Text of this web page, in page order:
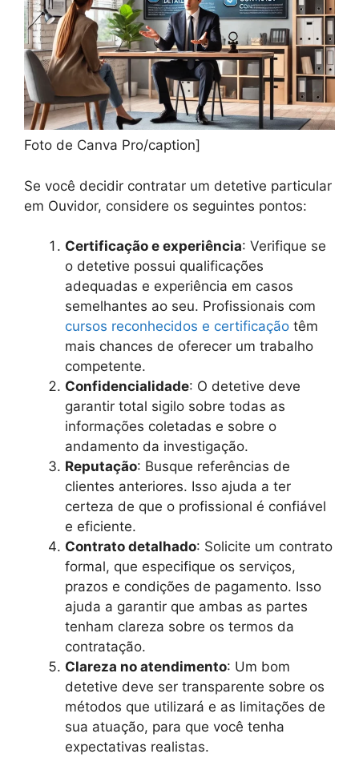
Foto de Canva Pro/caption]
Se você decidir contratar um detetive particular
em Ouvidor, considere os seguintes pontos:
Certificação e experiência: Verifique se
o detetive possui qualificações
adequadas e experiência em casos
semelhantes ao seu. Profissionais com
cursos reconhecidos e certificação têm
mais chances de oferecer um trabalho
competente.
Confidencialidade: O detetive deve
garantir total sigilo sobre todas as
informações coletadas e sobre o
andamento da investigação.
Reputação: Busque referências de
clientes anteriores. Isso ajuda a ter
certeza de que o profissional é confiável
e eficiente.
Contrato detalhado: Solicite um contrato
formal, que especifique os serviços,
prazos e condições de pagamento. Isso
ajuda a garantir que ambas as partes
tenham clareza sobre os termos da
contratação.
Clareza no atendimento: Um bom
detetive deve ser transparente sobre os
métodos que utilizará e as limitações de
sua atuação, para que você tenha
expectativas realistas.